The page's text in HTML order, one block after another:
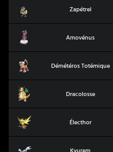
Zapétrel
Amovénus
Démétéros Totémique
Dracolosse
Électhor
Kyurem